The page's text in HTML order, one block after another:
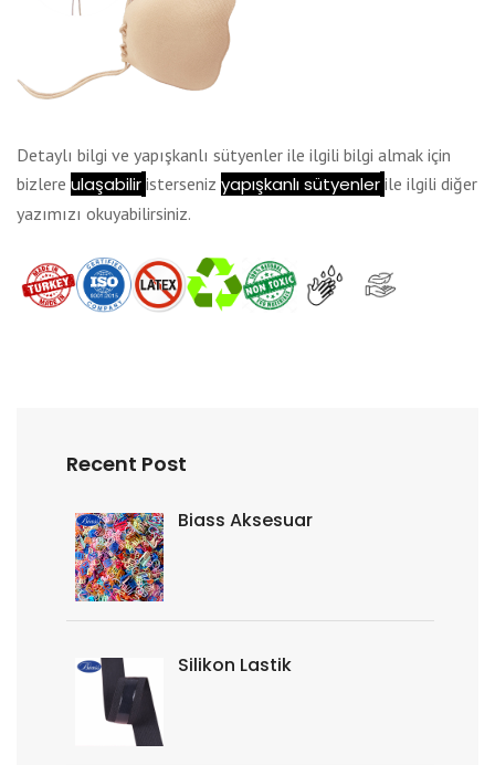
Detaylı bilgi ve yapışkanlı sütyenler ile ilgili bilgi almak için
bizlere ulaşabilir isterseniz yapışkanlı sütyenler ile ilgili diğer
yazımızı okuyabilirsiniz.
Recent Post
Biass Aksesuar
Silikon Lastik